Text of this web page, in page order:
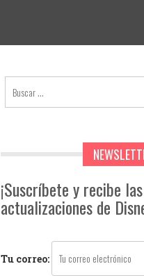
¡Suscríbete y recibe
actualizaciones de
Tu correo: